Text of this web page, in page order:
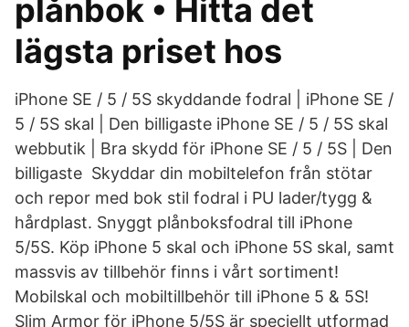
plånbok • Hitta det
lägsta priset hos
iPhone SE / 5 / 5S skyddande fodral | iPhone SE /
5 / 5S skal | Den billigaste iPhone SE / 5 / 5S skal
webbutik | Bra skydd för iPhone SE / 5 / 5S | Den
billigaste Skyddar din mobiltelefon från stötar
och repor med bok stil fodral i PU lader/tygg &
hårdplast. Snyggt plånboksfodral till iPhone
5/5S. Köp iPhone 5 skal och iPhone 5S skal, samt
massvis av tillbehör finns i vårt sortiment!
Mobilskal och mobiltillbehör till iPhone 5 & 5S!
Slim Armor för iPhone 5/5S är speciellt utformad